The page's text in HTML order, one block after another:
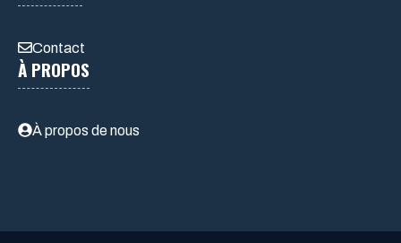
Contact
À PROPOS
À propos de nous